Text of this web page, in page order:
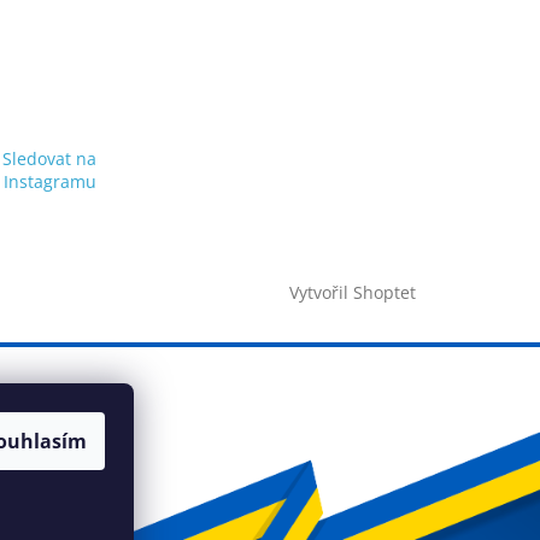
Sledovat na
Instagramu
Vytvořil Shoptet